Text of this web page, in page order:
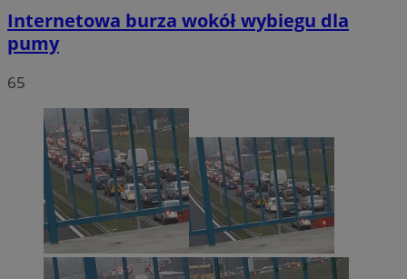
Internetowa burza wokół wybiegu dla
pumy
65